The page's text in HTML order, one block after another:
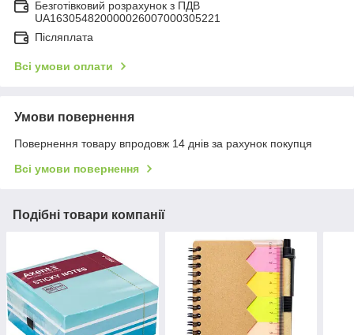
Безготівковий розрахунок з ПДВ
UA163054820000026007000305221
Післяплата
Всі умови оплати
Умови повернення
Повернення товару впродовж 14 днів за рахунок покупця
Всі умови повернення
Подібні товари компанії